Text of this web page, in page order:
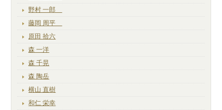
野村 一郎
藤岡 周平
原田 拾六
森 一洋
森 千晃
森 陶岳
横山 直樹
和仁 栄幸